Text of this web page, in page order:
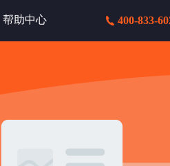
帮助中心 400-833-